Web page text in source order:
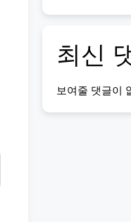
최신
보여줄 댓글이